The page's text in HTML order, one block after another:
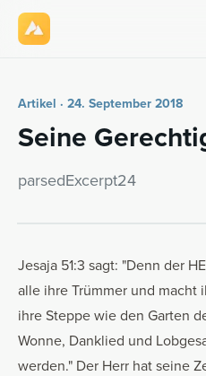
Artikel · 24. September 2018
Seine
par­se­dE­x­cerpt24
Jesaja 51:3 sagt: "Denn der
alle ihre Trümmer und macht
ihre Steppe wie den Garten
Wonne, Danklied und
werden." Der Herr hat seine